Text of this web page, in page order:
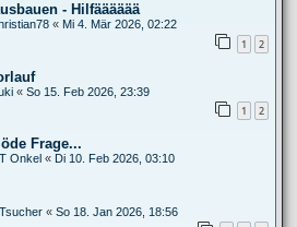
- Hilfääääää
« Mi 4. Mär 2026, 02:22
1 2
« So 15. Feb 2026, 23:39
1 2
Frage...
Onkel « Di 10. Feb 2026, 03:10
« So 18. Jan 2026, 18:56